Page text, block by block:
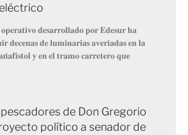
𝐝𝐞𝐬𝐚𝐫𝐫𝐨𝐥𝐥𝐚𝐝𝐨 𝐩𝐨𝐫 𝐄𝐝𝐞𝐬𝐮𝐫 𝐡𝐚
𝐝𝐞𝐜𝐞𝐧𝐚𝐬 𝐝𝐞 𝐥𝐮𝐦𝐢𝐧𝐚𝐫𝐢𝐚𝐬 𝐚𝐯𝐞𝐫𝐢𝐚𝐝𝐚𝐬 𝐞𝐧 𝐥𝐚
𝐲 𝐞𝐧 𝐞𝐥 𝐭𝐫𝐚𝐦𝐨 𝐜𝐚𝐫𝐫𝐞𝐭𝐞𝐫𝐨 𝐪𝐮𝐞
de Don Gregorio
político a senador de